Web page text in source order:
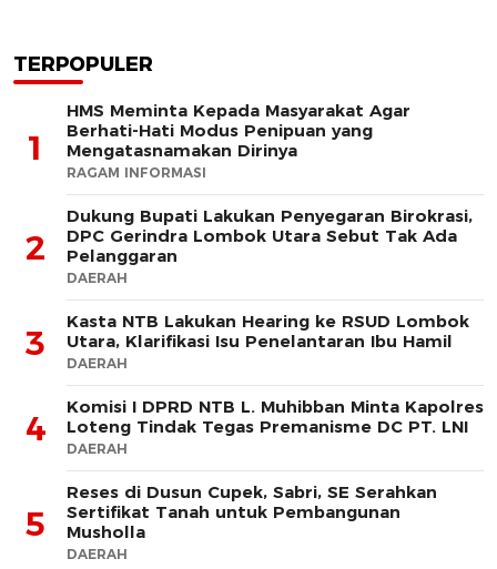
TERPOPULER
1
HMS Meminta Kepada Masyarakat Agar
Berhati-Hati Modus Penipuan yang
Mengatasnamakan Dirinya
RAGAM INFORMASI
2
Dukung Bupati Lakukan Penyegaran Birokrasi,
DPC Gerindra Lombok Utara Sebut Tak Ada
Pelanggaran
DAERAH
3
Kasta NTB Lakukan Hearing ke RSUD Lombok
Utara, Klarifikasi Isu Penelantaran Ibu Hamil
DAERAH
4
Komisi I DPRD NTB L. Muhibban Minta Kapolres
Loteng Tindak Tegas Premanisme DC PT. LNI
DAERAH
5
Reses di Dusun Cupek, Sabri, SE Serahkan
Sertifikat Tanah untuk Pembangunan
Musholla
DAERAH